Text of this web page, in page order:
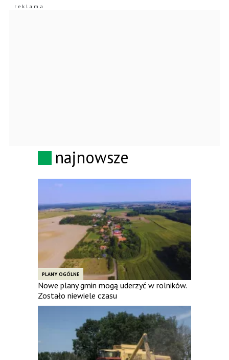
najnowsze
PLANY OGÓLNE
Nowe plany gmin mogą uderzyć w rolników.
Zostało niewiele czasu